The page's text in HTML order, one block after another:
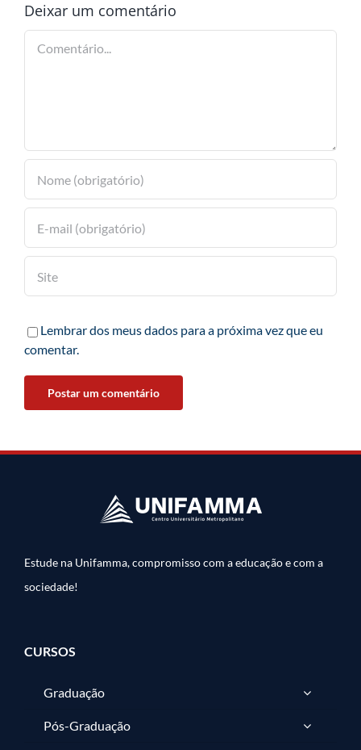
Deixar um comentário
Lembrar dos meus dados para a próxima vez que eu
comentar.
Estude na Unifamma, compromisso com a educação e com a
sociedade!
CURSOS
Graduação
Pós-Graduação